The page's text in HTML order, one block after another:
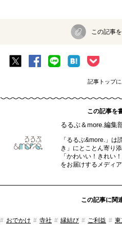
この記事
記事トップ
この記事を
るるぶ＆more.編集
「るるぶ&more.」は
き」にとことん寄り
「かわいい！きれい
をお届けするメディア
この記事に関
おでかけ 寺社 縁結び ご利益